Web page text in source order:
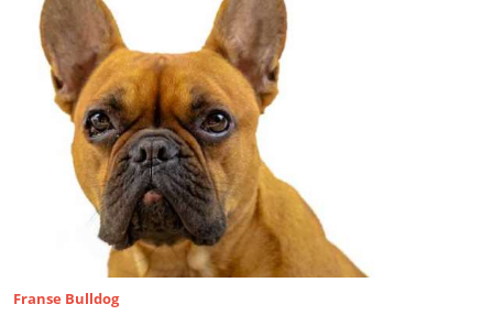
Franse Bulldog